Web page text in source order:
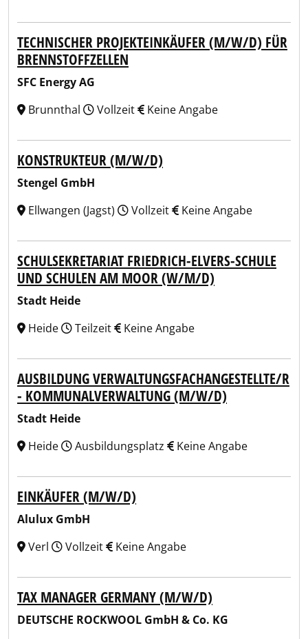
TECHNISCHER PROJEKTEINKÄUFER (M/W/D) FÜR
BRENNSTOFFZELLEN
SFC Energy AG
Brunnthal
Vollzeit Keine Angabe
KONSTRUKTEUR (M/W/D)
Stengel GmbH
Ellwangen (Jagst)
Vollzeit Keine Angabe
SCHULSEKRETARIAT FRIEDRICH-ELVERS-SCHULE
UND SCHULEN AM MOOR (W/M/D)
Stadt Heide
Heide
Teilzeit Keine Angabe
AUSBILDUNG VERWALTUNGSFACHANGESTELLTE/R
- KOMMUNALVERWALTUNG (M/W/D)
Stadt Heide
Heide
Ausbildungsplatz Keine Angabe
EINKÄUFER (M/W/D)
Alulux GmbH
Verl
Vollzeit Keine Angabe
TAX MANAGER GERMANY (M/W/D)
DEUTSCHE ROCKWOOL GmbH & Co. KG